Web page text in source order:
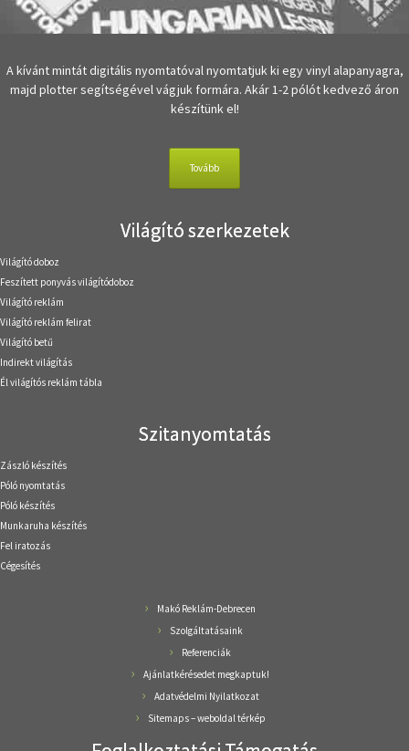
A kívánt mintát digitális nyomtatóval nyomtatjuk ki egy vinyl alapanyagra,
majd plotter segítségével vágjuk formára. Akár 1-2 pólót kedvező áron
készítünk el!
Tovább
Világító szerkezetek
Világító doboz
Feszített ponyvás világítódoboz
Világító reklám
Világító reklám felirat
Világító betű
Indirekt világítás
Él világítós reklám tábla
Szitanyomtatás
Zászló készítés
Póló nyomtatás
Póló készítés
Munkaruha készítés
Fel iratozás
Cégesítés
Makó Reklám-Debrecen
Szolgáltatásaink
Referenciák
Ajánlatkérésedet megkaptuk!
Adatvédelmi Nyilatkozat
Sitemaps – weboldal térkép